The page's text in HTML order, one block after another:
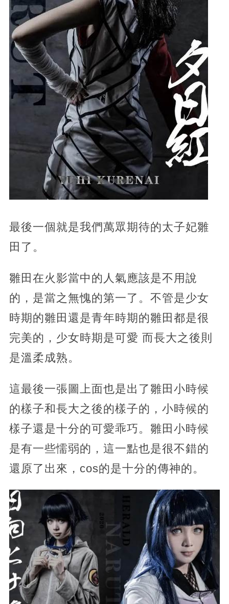
最後一個就是我們萬眾期待的太子妃雛
田了。
雛田在火影當中的人氣應該是不用說
的，是當之無愧的第一了。不管是少女
時期的雛田還是青年時期的雛田都是很
完美的，少女時期是可愛 而長大之後則
是溫柔成熟。
這最後一張圖上面也是出了雛田小時候
的樣子和長大之後的樣子的，小時候的
樣子還是十分的可愛乖巧。雛田小時候
是有一些懦弱的，這一點也是很不錯的
還原了出來，cos的是十分的傳神的。